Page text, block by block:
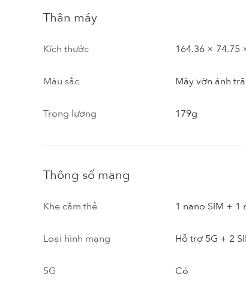
Thân máy
Kích thước 164.36 × 74.75
Màu sắc Mây vờn ánh
Trọng lượng 179g
Thông số mạng
Khe cắm thẻ 1 nano SIM + 1
Loại hình mạng Hỗ trợ 5G + 2
5G Có